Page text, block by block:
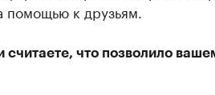
помощью к друзьям.
что позволило